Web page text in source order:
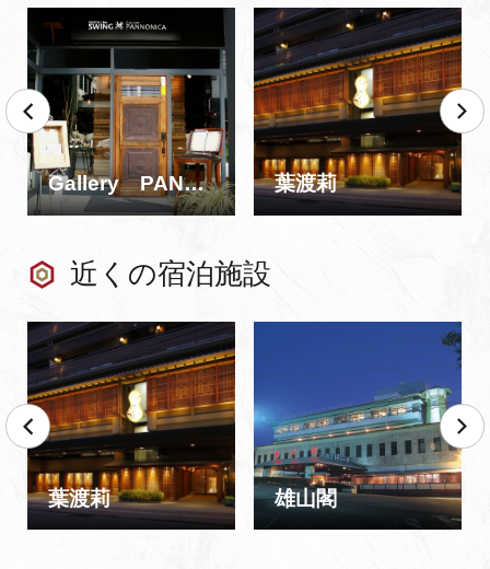
Gallery PANNONICA -ギャラリー パノニカ- 葉渡莉
近くの宿泊施設
葉渡莉 雄山閣